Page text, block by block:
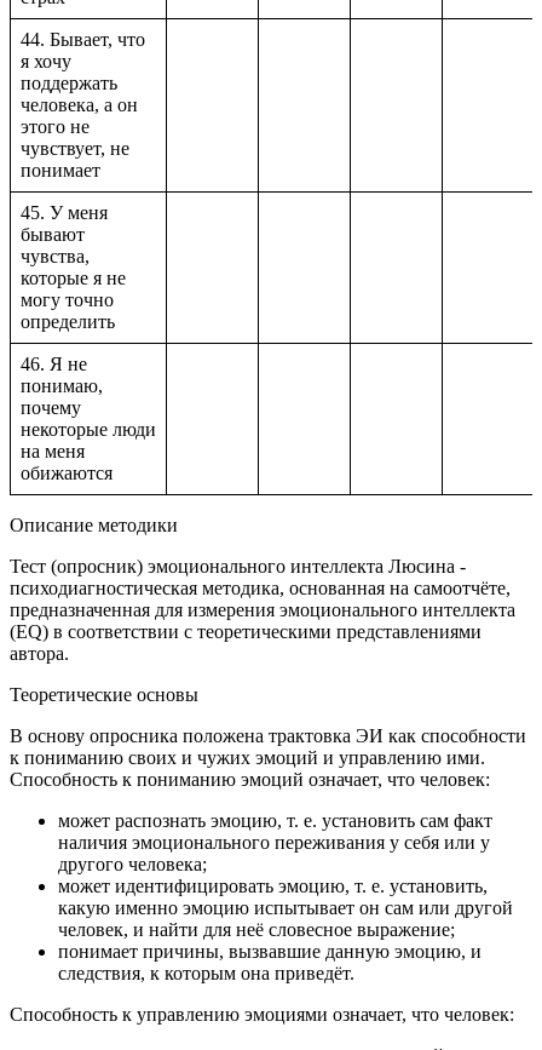
44. Бывает, что
я хочу
поддержать
человека, а он
этого не
чувствует, не
понимает
45. У меня
бывают
чувства,
которые я не
могу точно
определить
46. Я не
понимаю,
почему
некоторые люди
на меня
обижаются
Описание методики
Тест (опросник) эмоционального интеллекта Люсина -
психодиагностическая методика, основанная на самоотчёте,
предназначенная для измерения эмоционального интеллекта
(EQ) в соответствии с теоретическими представлениями
автора.
Теоретические основы
В основу опросника положена трактовка ЭИ как способности
к пониманию своих и чужих эмоций и управлению ими.
Способность к пониманию эмоций означает, что человек:
может распознать эмоцию, т. е. установить сам факт
наличия эмоционального переживания у себя или у
другого человека;
может идентифицировать эмоцию, т. е. установить,
какую именно эмоцию испытывает он сам или другой
человек, и найти для неё словесное выражение;
понимает причины, вызвавшие данную эмоцию, и
следствия, к которым она приведёт.
Способность к управлению эмоциями означает, что человек: